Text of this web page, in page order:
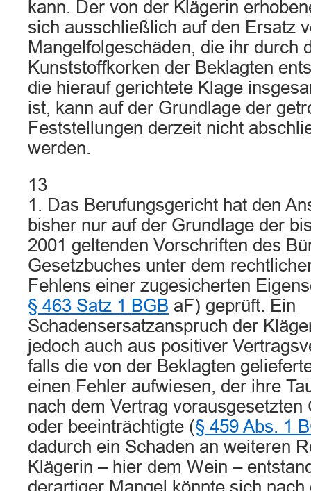
kann. Der von der Klägerin
sich ausschließlich auf den Ersatz
Mangelfolgeschäden, die ihr durch
Kunststoffkorken der Beklagten
die hierauf gerichtete Klage
ist, kann auf der Grundlage der
Feststellungen derzeit nicht
werden.
13
1. Das Berufungsgericht hat den
bisher nur auf der Grundlage der
2001 geltenden Vorschriften des
Gesetzbuches unter dem
Fehlens einer zugesicherten
§ 463 Satz 1 BGB aF) geprüft. Ein
Schadensersatzanspruch der
jedoch auch aus positiver
falls die von der Beklagten
einen Fehler aufwiesen, der ihre
nach dem Vertrag vorausgesetzten
oder beeinträchtigte (§ 459 Abs. 1
dadurch ein Schaden an weiteren
Klägerin – hier dem Wein –
derartiger Mangel könnte sich